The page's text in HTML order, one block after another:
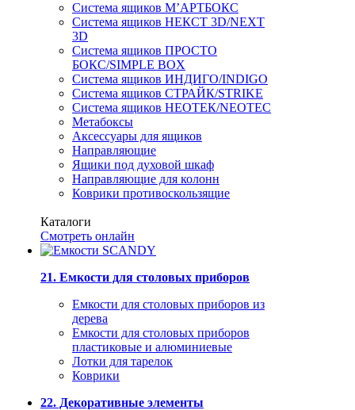
Система ящиков М’АРТБОКС
Система ящиков НЕКСТ 3D/NEXT
3D
Система ящиков ПРОСТО
БОКС/SIMPLE BOX
Система ящиков ИНДИГО/INDIGO
Система ящиков СТРАЙК/STRIKE
Система ящиков НЕОТЕК/NEOTEC
Метабоксы
Аксессуары для ящиков
Направляющие
Ящики под духовой шкаф
Направляющие для колонн
Коврики противоскользящие
Каталоги
Смотреть онлайн
21. Емкости для столовых приборов
Емкости для столовых приборов из
дерева
Емкости для столовых приборов
пластиковые и алюминиевые
Лотки для тарелок
Коврики
22. Декоративные элементы